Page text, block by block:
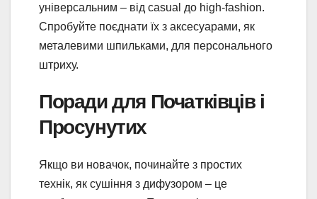
універсальним – від casual до high-fashion.
Спробуйте поєднати їх з аксесуарами, як
металевими шпильками, для персонального
штриху.
Поради для Початківців і
Просунутих
Якщо ви новачок, починайте з простих
технік, як сушіння з дифузором – це